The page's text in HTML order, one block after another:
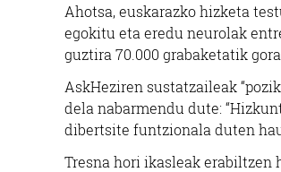
Ahotsa, euskarazko hizketa
egokitu eta eredu neurolak
guztira 70.000 grabaketatik
AskHeziren sustatzaileak
dela nabarmendu dute:
dibertsite funtzionala duten
Tresna hori ikasleak erabiltzen